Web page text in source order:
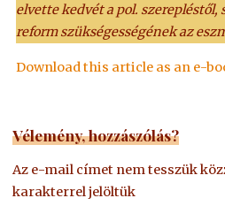
elvette kedvét a pol. szerepléstől,
reform szükségességének az
Download this article as an e-
Vélemény, hozzászólás?
Az e-mail címet nem tesszük
karakterrel jelöltük